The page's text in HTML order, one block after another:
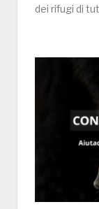
dei rifugi di